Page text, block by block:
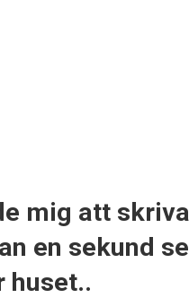
mig att
en sekund
huset..